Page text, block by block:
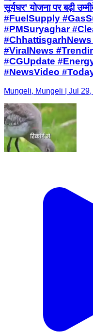
सूर्यघर’ योजना पर बढ़ी
#FuelSupply
#PMSuryaghar
#ViralNews
#CGUpdate
#NewsVideo
Mungeli, Mungeli | Jul